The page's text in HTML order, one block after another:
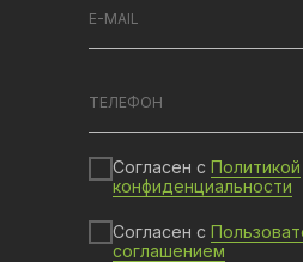
Согласен с Политикой
конфиденциальности
Согласен с
соглашением